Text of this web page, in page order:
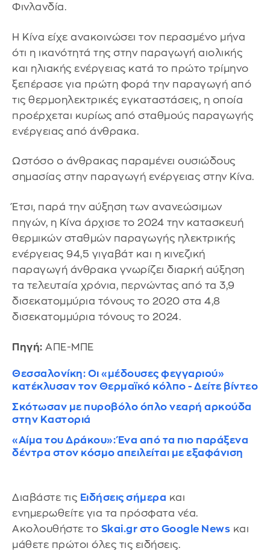
Φινλανδία.
Η Κίνα είχε ανακοινώσει τον περασμένο μήνα
ότι η ικανότητά της στην παραγωγή αιολικής
και ηλιακής ενέργειας κατά το πρώτο τρίμηνο
ξεπέρασε για πρώτη φορά την παραγωγή από
τις θερμοηλεκτρικές εγκαταστάσεις, η οποία
προέρχεται κυρίως από σταθμούς παραγωγής
ενέργειας από άνθρακα.
Ωστόσο ο άνθρακας παραμένει ουσιώδους
σημασίας στην παραγωγή ενέργειας στην Κίνα.
Έτσι, παρά την αύξηση των ανανεώσιμων
πηγών, η Κίνα άρχισε το 2024 την κατασκευή
θερμικών σταθμών παραγωγής ηλεκτρικής
ενέργειας 94,5 γιγαβάτ και η κινεζική
παραγωγή άνθρακα γνωρίζει διαρκή αύξηση
τα τελευταία χρόνια, περνώντας από τα 3,9
δισεκατομμύρια τόνους το 2020 στα 4,8
δισεκατομμύρια τόνους το 2024.
Πηγή: ΑΠΕ-ΜΠΕ
Θεσσαλονίκη: Οι «μέδουσες φεγγαριού»
κατέκλυσαν τον Θερμαϊκό κόλπο - Δείτε βίντεο
Σκότωσαν με πυροβόλο όπλο νεαρή αρκούδα
στην Καστοριά
«Αίμα του Δράκου»: Ένα από τα πιο παράξενα
δέντρα στον κόσμο απειλείται με εξαφάνιση
Διαβάστε τις Ειδήσεις σήμερα και
ενημερωθείτε για τα πρόσφατα νέα.
Ακολουθήστε το Skai.gr στο Google News και
μάθετε πρώτοι όλες τις ειδήσεις.